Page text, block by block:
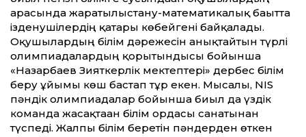
арасында жаратылыстану-математикалық бағыт­та
ізденушілердің қатары көбейгені байқалады.
Оқушылардың білім дәрежесін анықтайтын түрлі
олимпиадалардың қорытындысы бойынша
«Назарбаев Зияткерлік мектептері» дербес білім
беру ұйымы көш бастап тұр екен. Мысалы, NIS
пәндік олимпиадалар бойынша биыл да үздік
команда жасақтаған білім ордасы санатынан
түспеді. Жалпы білім беретін пәндерден өткен